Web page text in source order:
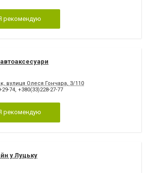
рекомендую
вулиця Олеся Гончара, 3/110
29-74, +380(33)228-27-77
рекомендую
у Луцьку